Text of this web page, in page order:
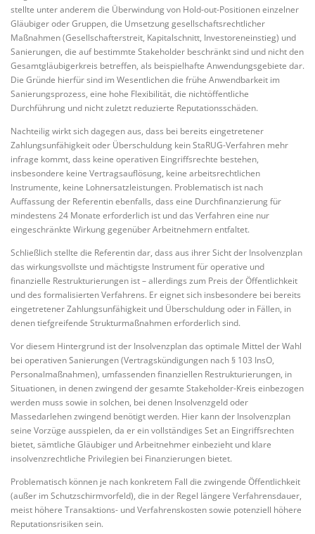
stellte unter anderem die Überwindung von Hold-out-Positionen einzelner
Gläubiger oder Gruppen, die Umsetzung gesellschaftsrechtlicher
Maßnahmen (Gesellschafterstreit, Kapitalschnitt, Investoreneinstieg) und
Sanierungen, die auf bestimmte Stakeholder beschränkt sind und nicht den
Gesamtgläubigerkreis betreffen, als beispielhafte Anwendungsgebiete dar.
Die Gründe hierfür sind im Wesentlichen die frühe Anwendbarkeit im
Sanierungsprozess, eine hohe Flexibilität, die nichtöffentliche
Durchführung und nicht zuletzt reduzierte Reputationsschäden.
Nachteilig wirkt sich dagegen aus, dass bei bereits eingetretener
Zahlungsunfähigkeit oder Überschuldung kein StaRUG-Verfahren mehr
infrage kommt, dass keine operativen Eingriffsrechte bestehen,
insbesondere keine Vertragsauflösung, keine arbeitsrechtlichen
Instrumente, keine Lohnersatzleistungen. Problematisch ist nach
Auffassung der Referentin ebenfalls, dass eine Durchfinanzierung für
mindestens 24 Monate erforderlich ist und das Verfahren eine nur
eingeschränkte Wirkung gegenüber Arbeitnehmern entfaltet.
Schließlich stellte die Referentin dar, dass aus ihrer Sicht der Insolvenzplan
das wirkungsvollste und mächtigste Instrument für operative und
finanzielle Restrukturierungen ist – allerdings zum Preis der Öffentlichkeit
und des formalisierten Verfahrens. Er eignet sich insbesondere bei bereits
eingetretener Zahlungsunfähigkeit und Überschuldung oder in Fällen, in
denen tiefgreifende Strukturmaßnahmen erforderlich sind.
Vor diesem Hintergrund ist der Insolvenzplan das optimale Mittel der Wahl
bei operativen Sanierungen (Vertragskündigungen nach § 103 InsO,
Personalmaßnahmen), umfassenden finanziellen Restrukturierungen, in
Situationen, in denen zwingend der gesamte Stakeholder-Kreis einbezogen
werden muss sowie in solchen, bei denen Insolvenzgeld oder
Massedarlehen zwingend benötigt werden. Hier kann der Insolvenzplan
seine Vorzüge ausspielen, da er ein vollständiges Set an Eingriffsrechten
bietet, sämtliche Gläubiger und Arbeitnehmer einbezieht und klare
insolvenzrechtliche Privilegien bei Finanzierungen bietet.
Problematisch können je nach konkretem Fall die zwingende Öffentlichkeit
(außer im Schutzschirmvorfeld), die in der Regel längere Verfahrensdauer,
meist höhere Transaktions- und Verfahrenskosten sowie potenziell höhere
Reputationsrisiken sein.